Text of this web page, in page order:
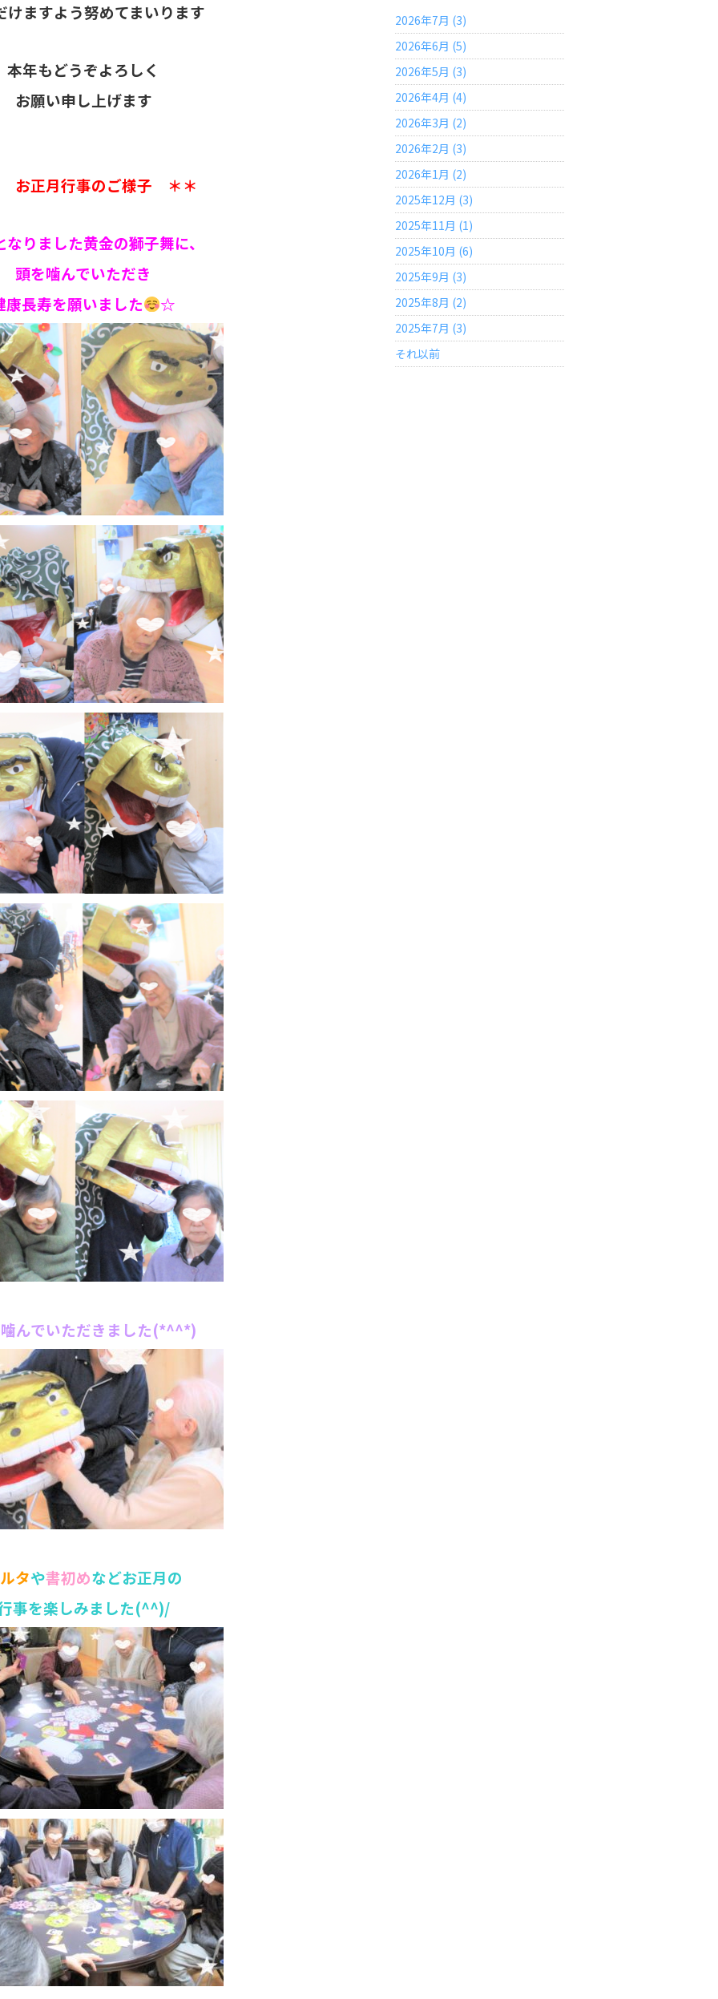
けますよう努めてまいります
本年もどうぞよろしく
お願い申し上げます
お正月行事のご様子 ＊＊
なりました黄金の獅子舞に、
頭を噛んでいただき
康長寿を願いました ☆
んでいただきました(*^^*)
タや書初めなどお正月の
事を楽しみました(^^)/
2026年7月 (3)
2026年6月 (5)
2026年5月 (3)
2026年4月 (4)
2026年3月 (2)
2026年2月 (3)
2026年1月 (2)
2025年12月 (3)
2025年11月 (1)
2025年10月 (6)
2025年9月 (3)
2025年8月 (2)
2025年7月 (3)
それ以前